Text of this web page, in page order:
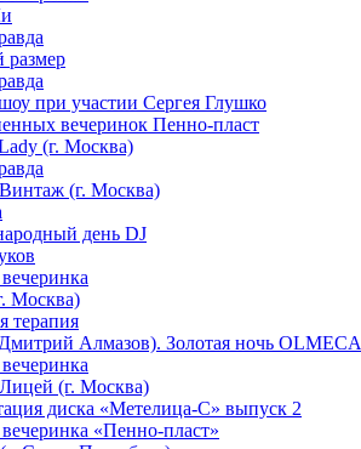
размер
при участии Сергея Глушко
вечеринок Пенно-пласт
(г. Москва)
(г. Москва)
день DJ
Москва)
терапия
Алмазов). Золотая ночь OLMECA
(г. Москва)
диска «Метелица-С» выпуск 2
«Пенно-пласт»